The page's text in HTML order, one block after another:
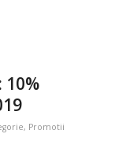
, Promotii